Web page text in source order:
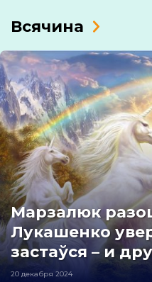
Всячина
Марзалюк
Лукашенко
застаўся – и
20 декабря 2024